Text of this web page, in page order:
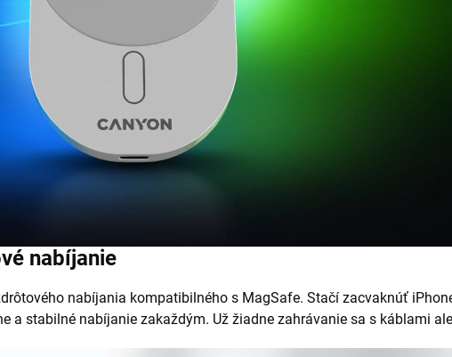
nabíjanie
nabíjania kompatibilného s MagSafe. Stačí zacvaknúť
a stabilné nabíjanie zakaždým. Už žiadne zahrávanie sa s káblami